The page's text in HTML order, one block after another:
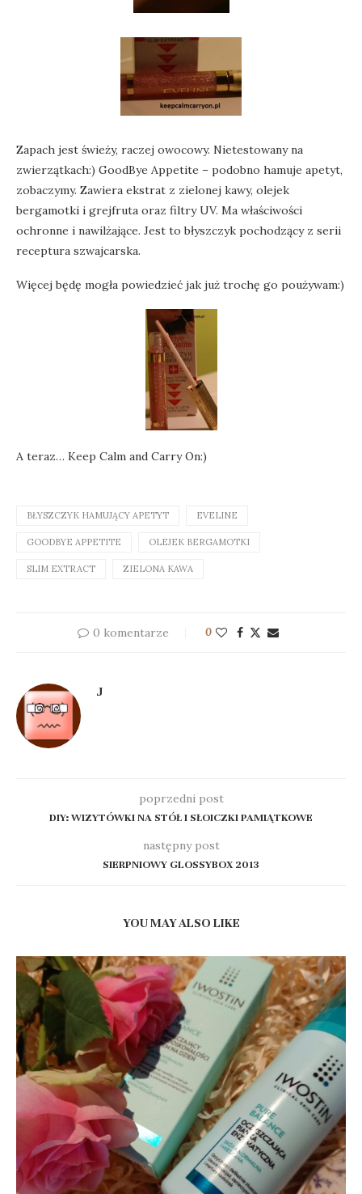
Zapach jest świeży, raczej owocowy. Nietestowany na
zwierzątkach:) GoodBye Appetite – podobno hamuje apetyt,
zobaczymy. Zawiera ekstrat z zielonej kawy, olejek
bergamotki i grejfruta oraz filtry UV. Ma właściwości
ochronne i nawilżające. Jest to błyszczyk pochodzący z serii
receptura szwajcarska.
Więcej będę mogła powiedzieć jak już trochę go poużywam:)
A teraz… Keep Calm and Carry On:)
BŁYSZCZYK HAMUJĄCY APETYT EVELINE
GOODBYE APPETITE OLEJEK BERGAMOTKI
SLIM EXTRACT ZIELONA KAWA
0 komentarze 0
J
poprzedni post
DIY: WIZYTÓWKI NA STÓŁ I SŁOICZKI PAMIĄTKOWE
następny post
SIERPNIOWY GLOSSYBOX 2013
YOU MAY ALSO LIKE